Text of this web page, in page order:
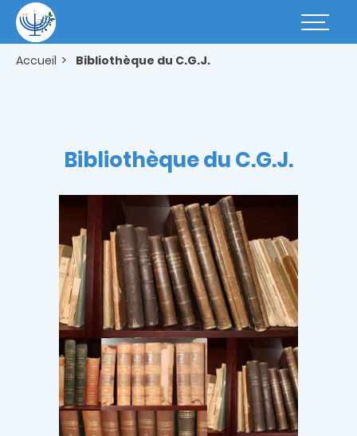
contenu
principal
Basculer
Accueil Bibliothèque du C.G.J.
Bibliothèque du C.G.J.